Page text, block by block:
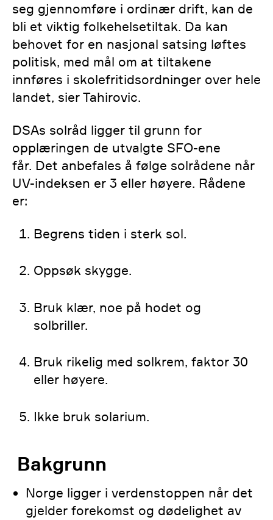
seg gjennomføre i ordinær drift, kan de
bli et viktig folkehelsetiltak. Da kan
behovet for en nasjonal satsing løftes
politisk, med mål om at tiltakene
innføres i skolefritidsordninger over hele
landet, sier Tahirovic.
DSAs solråd ligger til grunn for
opplæringen de utvalgte SFO-ene
får. Det anbefales å følge solrådene når
UV-indeksen er 3 eller høyere. Rådene
er:
Begrens tiden i sterk sol.
Oppsøk skygge.
Bruk klær, noe på hodet og
solbriller.
Bruk rikelig med solkrem, faktor 30
eller høyere.
Ikke bruk solarium.
Bakgrunn
Norge ligger i verdenstoppen når det
gjelder forekomst og dødelighet av